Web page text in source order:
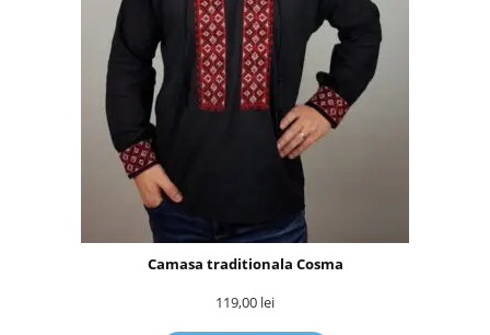
Camasa traditionala Cosma
119,00 lei